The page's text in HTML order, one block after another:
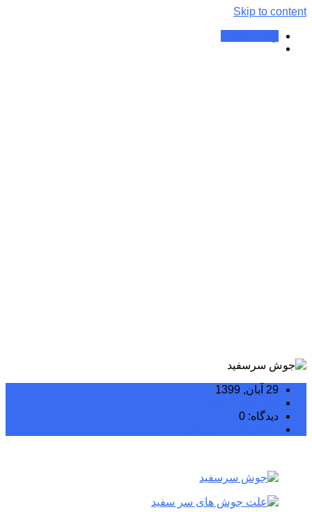
Skip to content
29 آبان, 1399
دیدگاه: 0